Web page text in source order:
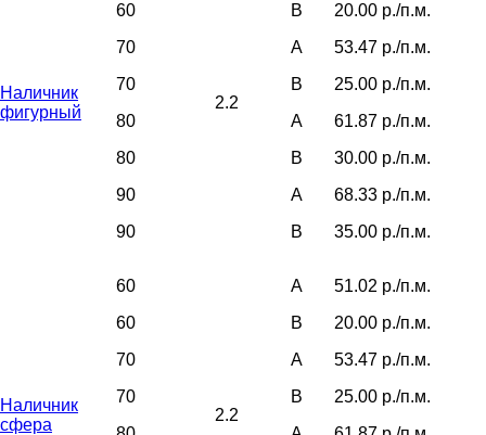
Наличник
фигурный
60
70
70
80
80
90
90
2.2
B
А
B
А
B
А
В
20.00 р./п.м.
53.47 р./п.м.
25.00 р./п.м.
61.87 р./п.м.
30.00 р./п.м.
68.33 р./п.м.
35.00 р./п.м.
Наличник
сфера
60
60
70
70
2.2
A
B
A
B
51.02 р./п.м.
20.00 р./п.м.
53.47 р./п.м.
25.00 р./п.м.